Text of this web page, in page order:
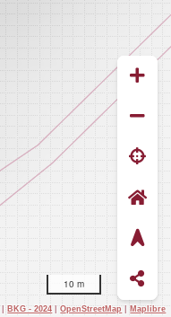
10 m
|BKG - 2024|OpenStreetMap |Maplibre